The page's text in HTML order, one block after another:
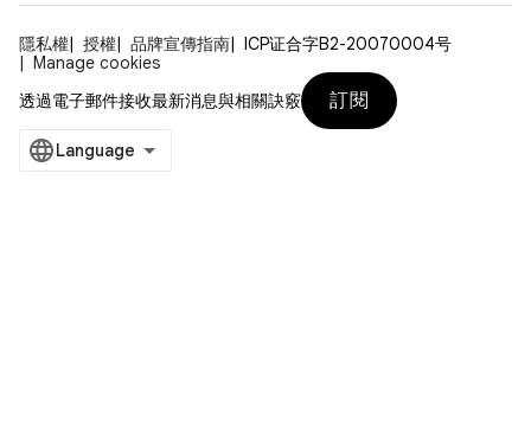
隱私權 授權 品牌宣傳指南
ICP证合字B2-20070004号
Manage cookies
透過電子郵件接收最新消息與相關訣竅
訂閱